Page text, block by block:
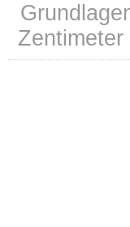
Zentimeter